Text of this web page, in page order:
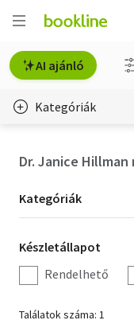
AI ajánló
Kategóriák
Hobbi, szabadidő
Irodalom
Művészet
Dr. Janice Hillman
Kategória
szűrés
Kategóriák
Készletállapot
szűrés
Készletállapot
Rendelhető
Találatok száma: 1